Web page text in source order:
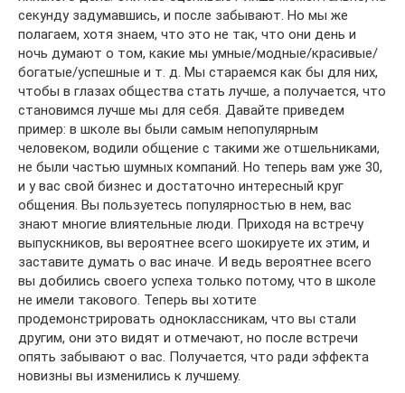
секунду задумавшись, и после забывают. Но мы же
полагаем, хотя знаем, что это не так, что они день и
ночь думают о том, какие мы умные/модные/красивые/
богатые/успешные и т. д. Мы стараемся как бы для них,
чтобы в глазах общества стать лучше, а получается, что
становимся лучше мы для себя. Давайте приведем
пример: в школе вы были самым непопулярным
человеком, водили общение с такими же отшельниками,
не были частью шумных компаний. Но теперь вам уже 30,
и у вас свой бизнес и достаточно интересный круг
общения. Вы пользуетесь популярностью в нем, вас
знают многие влиятельные люди. Приходя на встречу
выпускников, вы вероятнее всего шокируете их этим, и
заставите думать о вас иначе. И ведь вероятнее всего
вы добились своего успеха только потому, что в школе
не имели такового. Теперь вы хотите
продемонстрировать одноклассникам, что вы стали
другим, они это видят и отмечают, но после встречи
опять забывают о вас. Получается, что ради эффекта
новизны вы изменились к лучшему.